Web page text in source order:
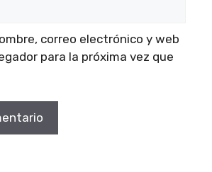
correo electrónico y web
para la próxima vez que